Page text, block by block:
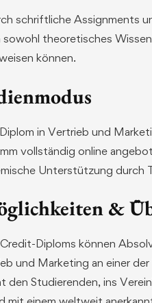
schriftliche Assignments
sowohl theoretisches
können.
in Vertrieb und
vollständig online
Unterstützung durch
&
Diploms können
und Marketing an einer
den Studierenden, ins